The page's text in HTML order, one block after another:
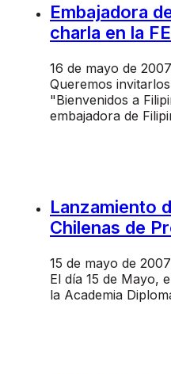
Embajadora
charla en la
16 de mayo de 2007
Queremos
"Bienvenidos a
embajadora de
Lanzamiento
Chilenas de
15 de mayo de 2007
El día 15 de Mayo,
la Academia